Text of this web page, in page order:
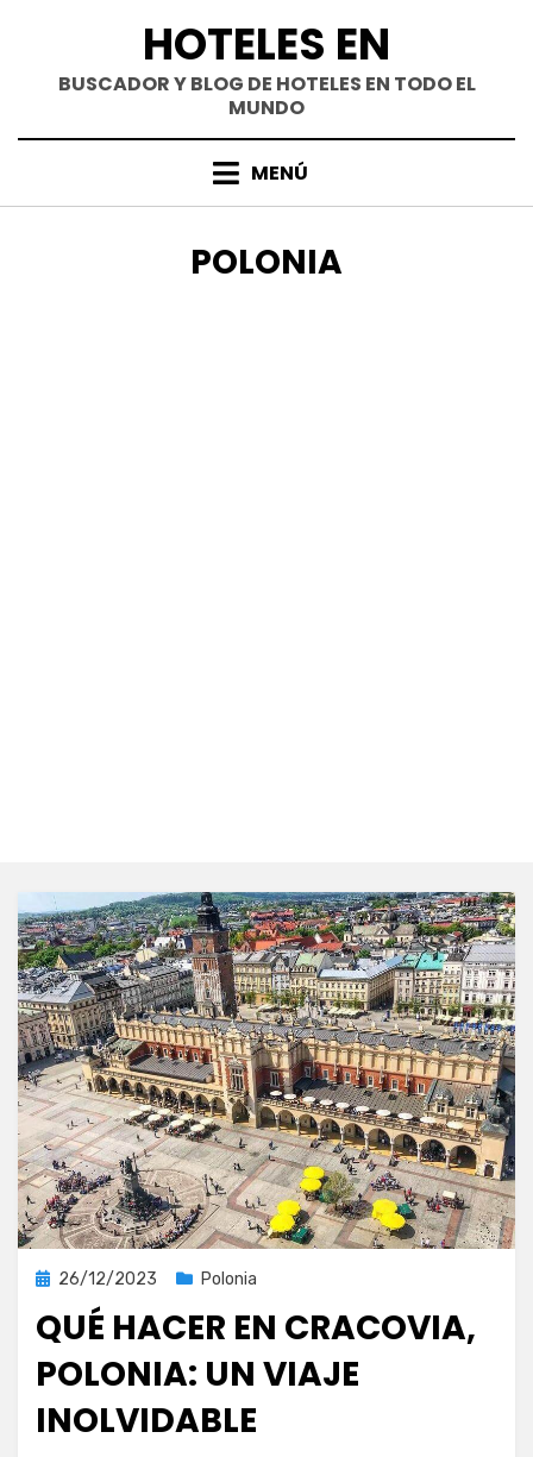
contenido
HOTELES EN
BUSCADOR Y BLOG DE HOTELES EN TODO EL
MUNDO
MENÚ
CATEGORÍA
:
POLONIA
Publicada
26/12/2023 Polonia
QUÉ HACER EN CRACOVIA,
POLONIA: UN VIAJE
INOLVIDABLE